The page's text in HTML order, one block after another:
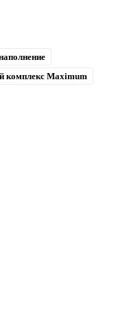
комплекс Maximum